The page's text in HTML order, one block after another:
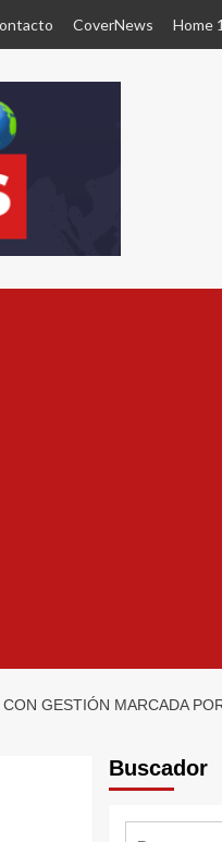
CoverNews Home 1
GESTIÓN MARCADA
Buscador